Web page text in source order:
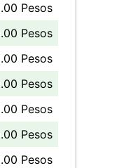
Pesos
Pesos
Pesos
Pesos
Pesos
Pesos
Pesos